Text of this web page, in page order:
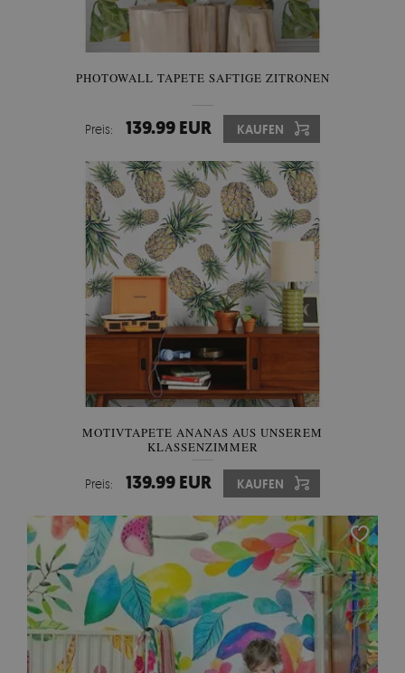
PHOTOWALL TAPETE SAFTIGE ZITRONEN
Preis: 139.99 EUR KAUFEN
MOTIVTAPETE ANANAS AUS UNSEREM
KLASSENZIMMER
Preis: 139.99 EUR KAUFEN